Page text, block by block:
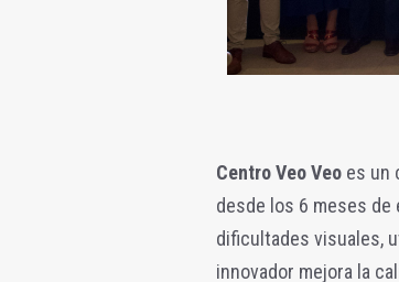
Centro Veo Veo es un
desde los 6 meses
dificultades visuales,
innovador mejora la